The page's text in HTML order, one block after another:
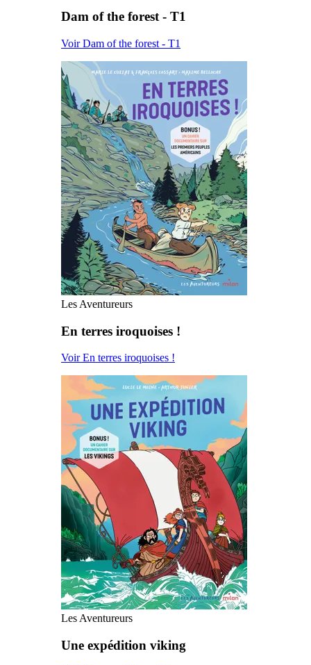
Dam of the forest - T1
Voir Dam of the forest - T1
Les Aventureurs
En terres iroquoises !
Voir En terres iroquoises !
Les Aventureurs
Une expédition viking